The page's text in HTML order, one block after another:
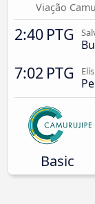
Viação
2:40 PTG
7:02 PTG
Basic